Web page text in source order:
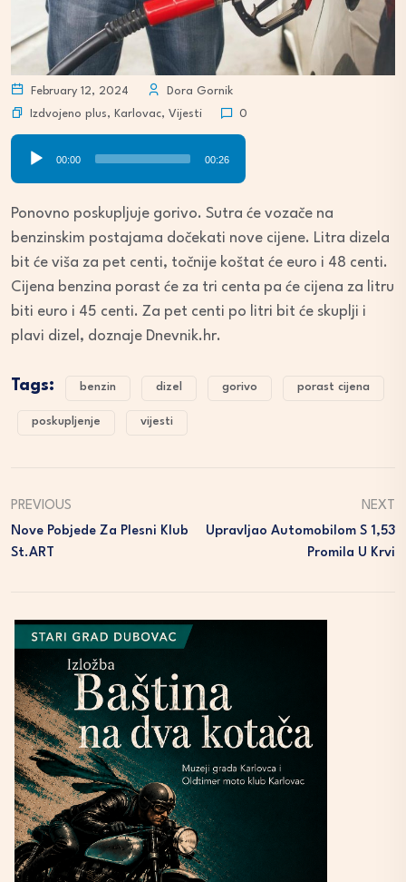
February 12, 2024
Dora Gornik
Izdvojeno plus, Karlovac, Vijesti 0
00:00 00:26
Ponovno poskupljuje gorivo. Sutra će vozače na
benzinskim postajama dočekati nove cijene. Litra dizela
bit će viša za pet centi, točnije koštat će euro i 48 centi.
Cijena benzina porast će za tri centa pa će cijena za litru
biti euro i 45 centi. Za pet centi po litri bit će skuplji i
plavi dizel, doznaje Dnevnik.hr.
Tags: benzin dizel gorivo porast cijena
poskupljenje vijesti
PREVIOUS
Nove Pobjede Za Plesni Klub
St.ART
NEXT
Upravljao Automobilom S 1,53
Promila U Krvi